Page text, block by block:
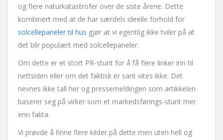
og flere naturkatastrofer over de siste årene. Dette
kombinert med at de har særdels ideelle forhold for
solcellepaneler til hus gjør at vi egentlig ikke tviler på at
det blir populært med solcellepaneler.
Om dette er et stort PR-stunt for å få flere linker inn til
nettsiden eller om det faktisk er sant vites ikke. Det
nevnes ikke tall her og pressemeldingen som artikkelen
baserer seg på virker som et markedsførings-stunt mer
enn fakta.
Vi prøvde å finne flere kilder på dette men uten hell og